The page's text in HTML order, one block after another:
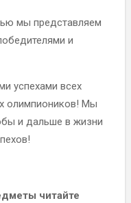
мы представляем
и
успехами всех
олимпиоников! Мы
и дальше в жизни
читайте